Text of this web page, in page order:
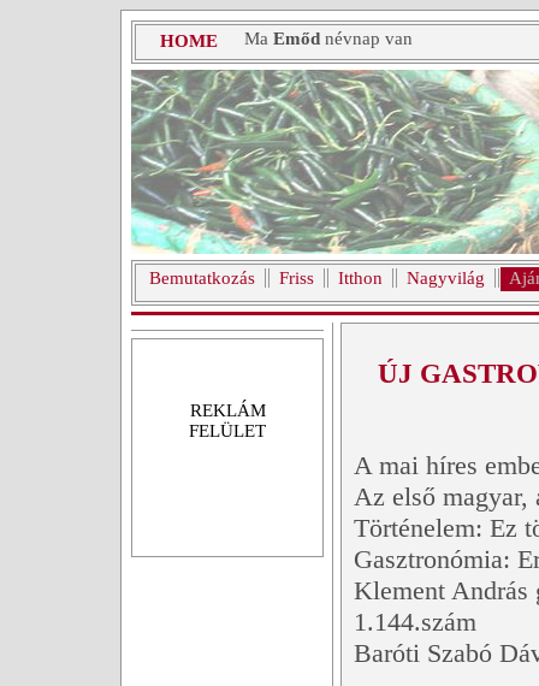
HOME Ma Emőd névnap van
Bemutatkozás Friss Itthon Nagyvilág
REKLÁM
FELÜLET
ÚJ
A mai híres
Az első
Történelem: Ez
Gasztronómia:
Klement
1.144.szám
Baróti Szabó